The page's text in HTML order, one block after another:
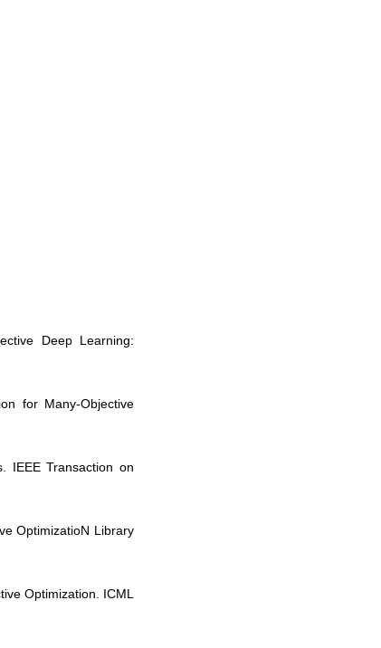
Deep Learning:
for Many-Objective
IEEE Transaction on
OptimizatioN Library
Optimization. ICML